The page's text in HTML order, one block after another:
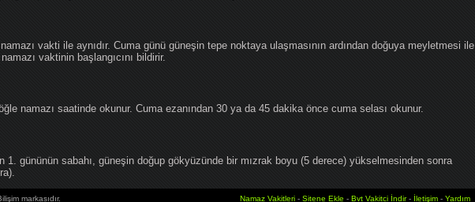
vakti ile aynıdır. Cuma günü güneşin tepe noktaya ulaşmasının ardından doğuya meyletmesi ile
vaktinin başlangıcını bildirir.
namazı saatinde okunur. Cuma ezanından 30 ya da 45 dakika önce cuma selası okunur.
1. gününün sabahı, güneşin doğup gökyüzünde bir mızrak boyu (5 derece) yükselmesinden sonra
markasıdır. Namaz Vakitleri - Sitene Ekle - Bvt Vakitci İndir- İletişim - Yardım